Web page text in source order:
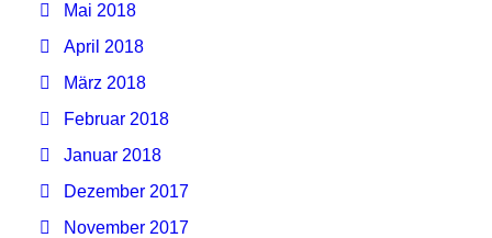
Mai 2018
April 2018
März 2018
Februar 2018
Januar 2018
Dezember 2017
November 2017